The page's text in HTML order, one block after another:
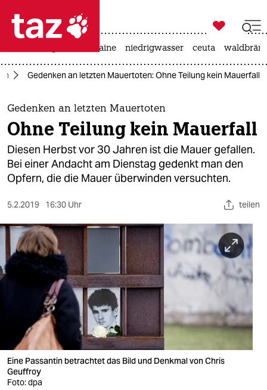
 taz zahl ich
taz zahl ich
themen
politik
öko
gesellschaft
sport
berlin
wahrheit
verlag
verlag

taz zahl ich
krieg in der ukraine niedrigwasser ceuta
Gedenken an letzten Mauertoten: Ohne Teilung kein Mauerfall
Gedenken an letzten Mauertoten
Ohne Teilung kein Mauerfall
Diesen Herbst vor 30 Jahren ist die Mauer gefallen.
Bei einer Andacht am Dienstag gedenkt man den
Opfern, die die Mauer überwinden versuchten.
5.2.2019 16:30 Uhr teilen
Eine Passantin betrachtet das Bild und Denkmal von Chris
Geuffroy
Foto: dpa